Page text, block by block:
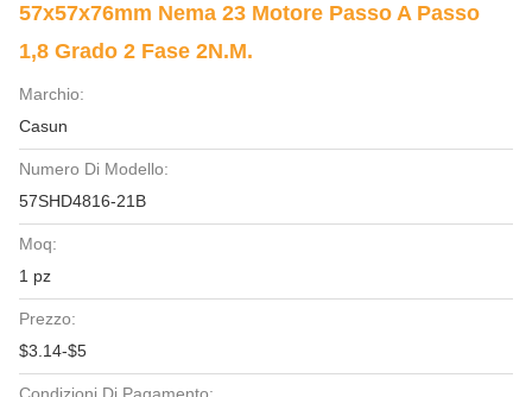
57x57x76mm Nema 23 Motore Passo A Passo
1,8 Grado 2 Fase 2N.m.
Marchio:
Casun
Numero Di Modello:
57SHD4816-21B
Moq:
1 pz
Prezzo:
$3.14-$5